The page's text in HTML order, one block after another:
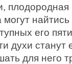
его
духи
для него